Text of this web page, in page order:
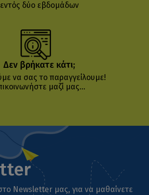
εντός δύο εβδομάδων
Δεν βρήκατε κάτι;
να σας το παραγγείλουμε!
μαζί μας...
Newsletter μας, για να μαθαίνετε